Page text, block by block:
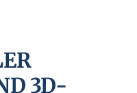
3D-D